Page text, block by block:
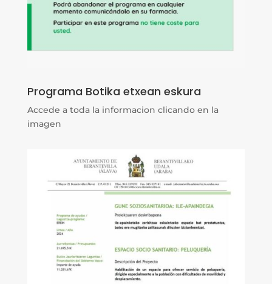
Programa Botika etxean eskura
Accede a toda la informacion clicando en la
imagen